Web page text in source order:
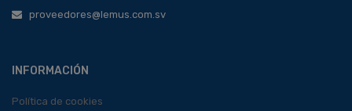
proveedores@lemus.com.sv
INFORMACIÓN
Política de cookies